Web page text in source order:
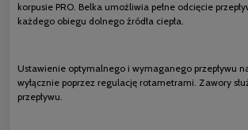
korpusie PRO. Belka umożliwia pełne odcięcie
każdego obiegu dolnego źródła ciepła.
Ustawienie optymalnego i wymaganego przepływu
wyłącznie poprzez regulację rotametrami. Zawory
przepływu.